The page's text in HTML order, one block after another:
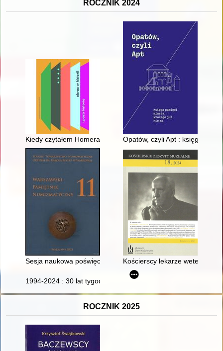
ROCZNIK 2024
Kiedy czytałem Homera, wszyscy wydawali mi się gigantami
Opatów, czyli Apt : księga
Sesja naukowa poświęcona przeglądowi czasopism
Kościerscy lekarze weterynarii
1994-2024 : 30 lat tygodnika "Gryfickie Echa"
ROCZNIK 2025